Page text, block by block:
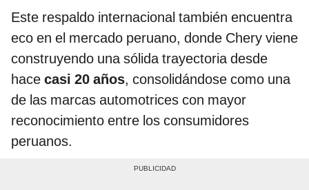
Este respaldo internacional también encuentra
eco en el mercado peruano, donde Chery viene
construyendo una sólida trayectoria desde
hace casi 20 años, consolidándose como una
de las marcas automotrices con mayor
reconocimiento entre los consumidores
peruanos.